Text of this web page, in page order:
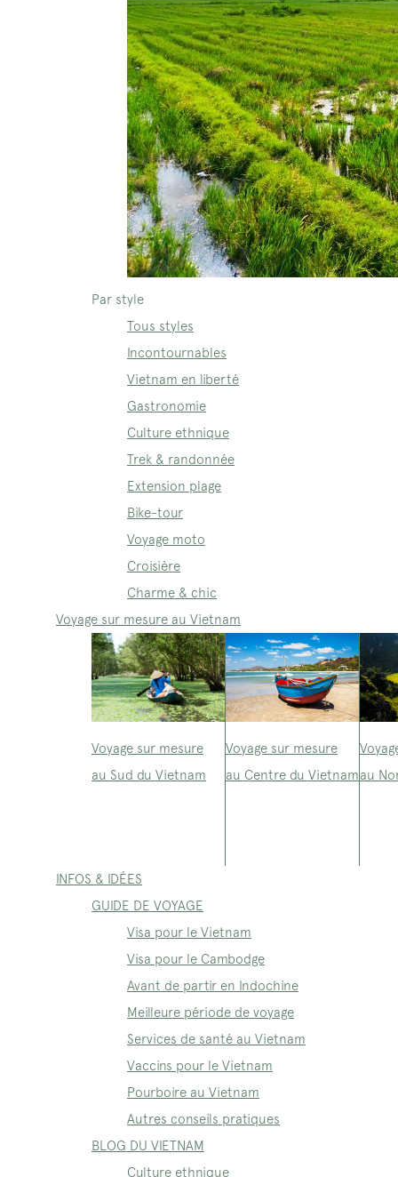
Par style
Tous styles
Incontournables
Vietnam en liberté
Gastronomie
Culture ethnique
Trek & randonnée
Extension plage
Bike-tour
Voyage moto
Croisière
Charme & chic
Voyage sur mesure au Vietnam
Voyage sur mesure
au Sud du Vietnam
Voyage sur mesure
au Centre du Vietnamau
INFOS & IDÉES
GUIDE DE VOYAGE
Visa pour le Vietnam
Visa pour le Cambodge
Avant de partir en Indochine
Meilleure période de voyage
Services de santé au Vietnam
Vaccins pour le Vietnam
Pourboire au Vietnam
Autres conseils pratiques
BLOG DU VIETNAM
Culture ethnique